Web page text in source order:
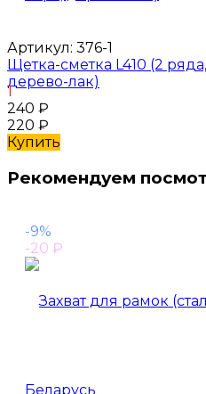
Артикул: 376-1
Щетка-сметка L410 (2
дерево-лак)
1
240 ₽
220 ₽
Купить
Рекомендуем
-9%
-20 ₽